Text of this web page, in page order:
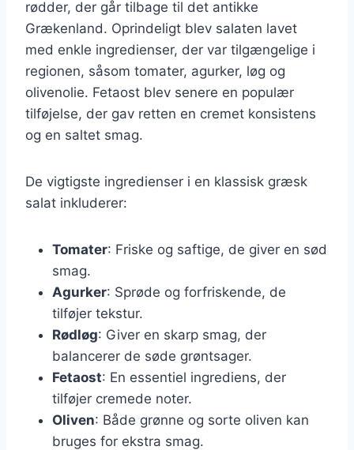
rødder, der går tilbage til det antikke
Grækenland. Oprindeligt blev salaten lavet
med enkle ingredienser, der var tilgængelige i
regionen, såsom tomater, agurker, løg og
olivenolie. Fetaost blev senere en populær
tilføjelse, der gav retten en cremet konsistens
og en saltet smag.
De vigtigste ingredienser i en klassisk græsk
salat inkluderer:
Tomater: Friske og saftige, de giver en sød
smag.
Agurker: Sprøde og forfriskende, de
tilføjer tekstur.
Rødløg: Giver en skarp smag, der
balancerer de søde grøntsager.
Fetaost: En essentiel ingrediens, der
tilføjer cremede noter.
Oliven: Både grønne og sorte oliven kan
bruges for ekstra smag.